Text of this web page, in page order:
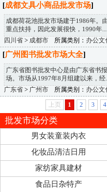
[成都文具小商品批发市场]
成都荷花池批发市场建于1986年。
重点扶持，因此发展很快，1990年....
四川省 > 成都市 所属类别： 办公文
[广州图书批发市场大全]
广东省图书批发中心是由广东省书
场。市场从1997年8月组建以来，经
广东省 > 广州市 所属类别： 办公文
上页 1 2 3 4
批发市场分类
男女装童装内衣
化妆品清洁日用
家纺家具建材
食品日杂特产